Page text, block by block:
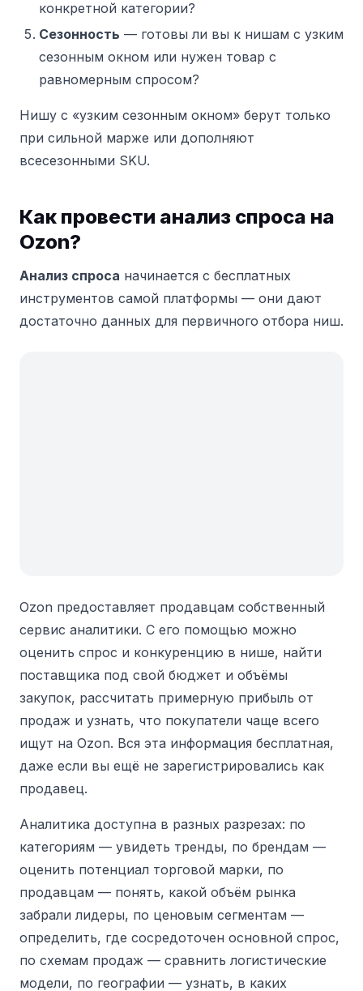
конкретной категории?
Сезонность — готовы ли вы к нишам с узким
сезонным окном или нужен товар с
равномерным спросом?
Нишу с «узким сезонным окном» берут только
при сильной марже или дополняют
всесезонными SKU.
Как провести анализ спроса на
Ozon?
Анализ спроса начинается с бесплатных
инструментов самой платформы — они дают
достаточно данных для первичного отбора ниш.
Ozon предоставляет продавцам собственный
сервис аналитики. С его помощью можно
оценить спрос и конкуренцию в нише, найти
поставщика под свой бюджет и объёмы
закупок, рассчитать примерную прибыль от
продаж и узнать, что покупатели чаще всего
ищут на Ozon. Вся эта информация бесплатная,
даже если вы ещё не зарегистрировались как
продавец.
Аналитика доступна в разных разрезах: по
категориям — увидеть тренды, по брендам —
оценить потенциал торговой марки, по
продавцам — понять, какой объём рынка
забрали лидеры, по ценовым сегментам —
определить, где сосредоточен основной спрос,
по схемам продаж — сравнить логистические
модели, по географии — узнать, в каких